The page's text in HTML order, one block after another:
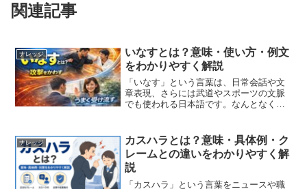
関連記事
ナレッジ
いなすとは？意味・使い方・例文
をわかりやすく解説
「いなす」という言葉は、日常会話や文
章表現、さらには武道やスポーツの文脈
でも使われる日本語です。なんとなく聞
ん。この記事では、「いなす」の意味や
語源、使われる場面、具体...
ナレッジ
カスハラとは？意味・具体例・ク
レームとの違いをわかりやすく解
説
「カスハラ」という言葉をニュースや職